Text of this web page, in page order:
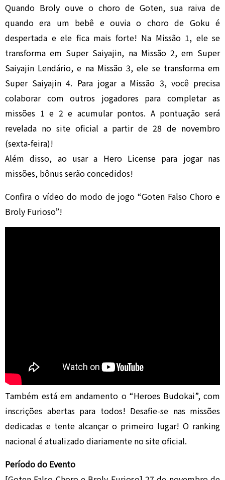
Quando Broly ouve o choro de Goten, sua raiva de
quando era um bebê e ouvia o choro de Goku é
despertada e ele fica mais forte! Na Missão 1, ele se
transforma em Super Saiyajin, na Missão 2, em Super
Saiyajin Lendário, e na Missão 3, ele se transforma em
Super Saiyajin 4. Para jogar a Missão 3, você precisa
colaborar com outros jogadores para completar as
missões 1 e 2 e acumular pontos. A pontuação será
revelada no site oficial a partir de 28 de novembro
(sexta-feira)!
Além disso, ao usar a Hero License para jogar nas
missões, bônus serão concedidos!
Confira o vídeo do modo de jogo “Goten Falso Choro e
Broly Furioso”!
Também está em andamento o “Heroes Budokai”, com
inscrições abertas para todos! Desafie-se nas missões
dedicadas e tente alcançar o primeiro lugar! O ranking
nacional é atualizado diariamente no site oficial.
Período do Evento